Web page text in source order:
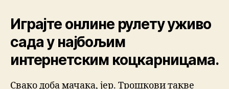
Играјте онлине рулету уживо
сада у најбољим
интернетским коцкарницама.
Свако доба мачака, јер. Трошкови такве